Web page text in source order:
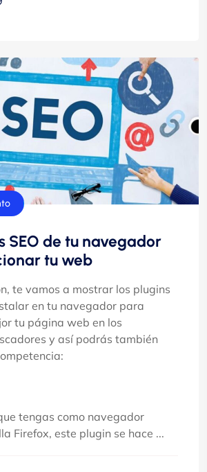
SEO de tu navegador
tu web
te vamos a mostrar los plugins
en tu navegador para
tu página web en los
y así podrás también
tengas como navegador
Firefox, este plugin se hace ...